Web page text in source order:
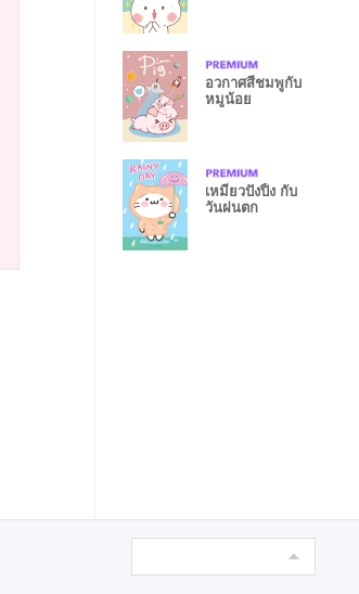
อวกาศสีชมพูกับ
หมูน้อย
เหมียวปังปิ้ง กับ
วันฝนตก